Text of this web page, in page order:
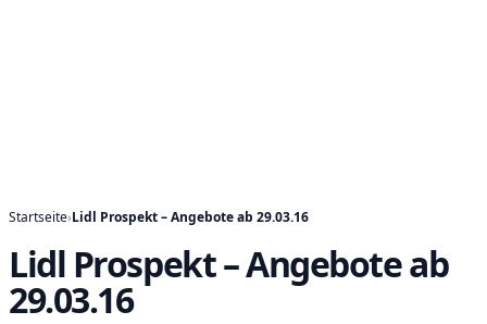
Startseite›Lidl Prospekt – Angebote ab 29.03.16
Lidl Prospekt – Angebote ab
29.03.16